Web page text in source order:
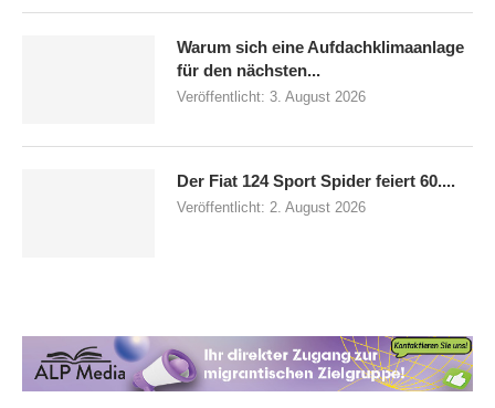
Warum sich eine Aufdachklimaanlage
für den nächsten...
Veröffentlicht: 3. August 2026
Der Fiat 124 Sport Spider feiert 60....
Veröffentlicht: 2. August 2026